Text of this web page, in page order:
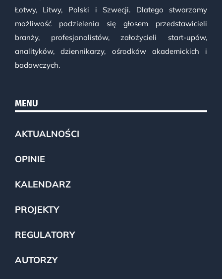
Łotwy, Litwy, Polski i Szwecji. Dlatego stwarzamy
możliwość podzielenia się głosem przedstawicieli
branży, profesjonalistów, założycieli start-upów,
analityków, dziennikarzy, ośrodków akademickich i
badawczych.
MENU
AKTUALNOŚCI
OPINIE
KALENDARZ
PROJEKTY
REGULATORY
AUTORZY